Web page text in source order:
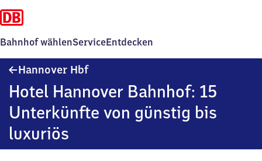
Bahnhof wählenServiceEntdecken
Hannover HbfHannover
Hotel Hannover Bahnhof: 15
Unterkünfte von günstig bis
luxuriös